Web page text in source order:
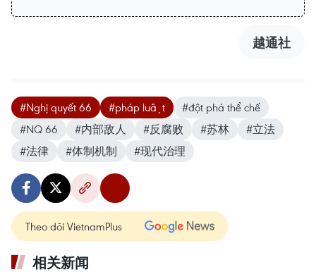
越通社
#Nghị quyết 66 #pháp luật
#đột phá thể chế
#NQ 66
#内部敌人 #反腐败 #苏林
#立法
#法律
#体制机制 #现代治理
Theo dõi VietnamPlus
相关新闻